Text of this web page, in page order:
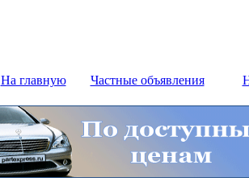
На главную Частные объявления